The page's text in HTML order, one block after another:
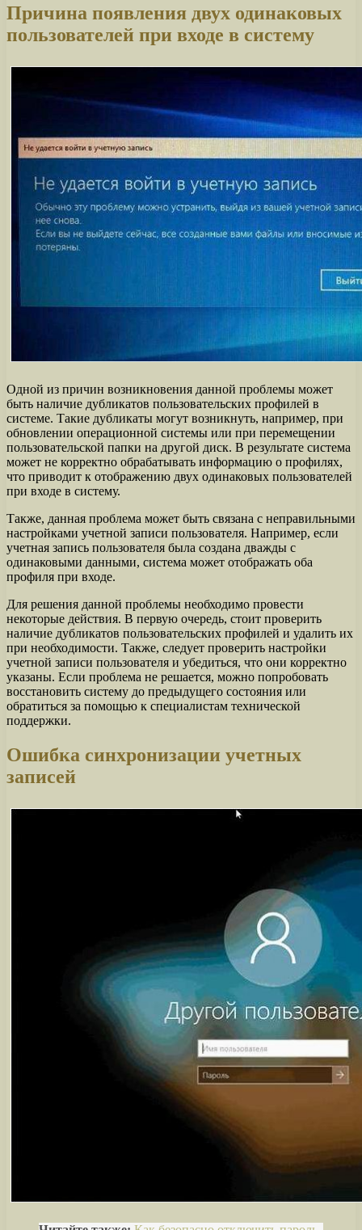
Причина появления двух одинаковых
пользователей при входе в систему
Одной из причин возникновения данной проблемы может
быть наличие дубликатов пользовательских профилей в
системе. Такие дубликаты могут возникнуть, например, при
обновлении операционной системы или при перемещении
пользовательской папки на другой диск. В результате система
может не корректно обрабатывать информацию о профилях,
что приводит к отображению двух одинаковых пользователей
при входе в систему.
Также, данная проблема может быть связана с неправильными
настройками учетной записи пользователя. Например, если
учетная запись пользователя была создана дважды с
одинаковыми данными, система может отображать оба
профиля при входе.
Для решения данной проблемы необходимо провести
некоторые действия. В первую очередь, стоит проверить
наличие дубликатов пользовательских профилей и удалить их
при необходимости. Также, следует проверить настройки
учетной записи пользователя и убедиться, что они корректно
указаны. Если проблема не решается, можно попробовать
восстановить систему до предыдущего состояния или
обратиться за помощью к специалистам технической
поддержки.
Ошибка синхронизации учетных
записей